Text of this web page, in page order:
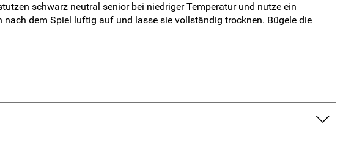
schwarz neutral senior bei niedriger Temperatur und nutze ein
dem Spiel luftig auf und lasse sie vollständig trocknen. Bügele die